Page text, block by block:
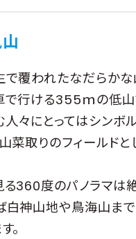
覆われたなだらかな
行ける355ｍの低山
々にとってはシンボル
菜取りのフィールド
360度のパノラマは
白神山地や鳥海山ま
。